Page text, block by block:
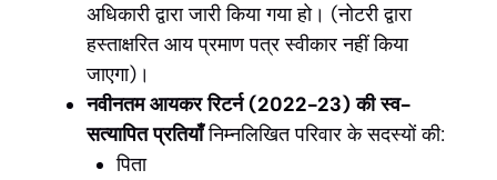
अधिकारी द्वारा जारी किया गया हो। (नोटरी द्वारा
हस्ताक्षरित आय प्रमाण पत्र स्वीकार नहीं किया
जाएगा)।
नवीनतम आयकर रिटर्न (2022-23) की स्व-
सत्यापित प्रतियाँनिम्नलिखित परिवार के सदस्यों की:
पिता